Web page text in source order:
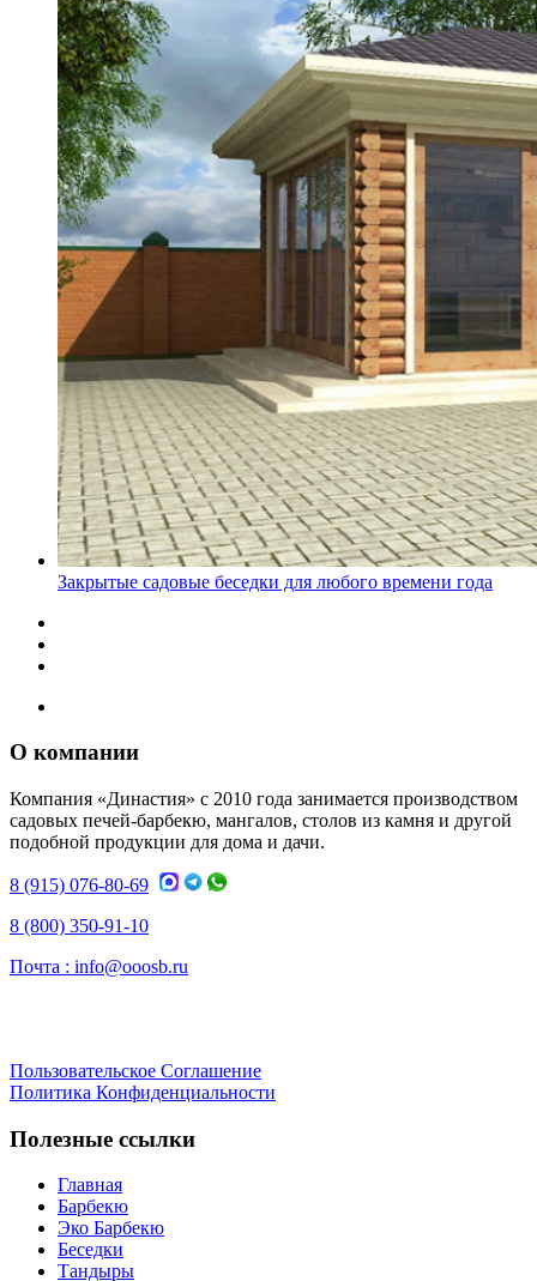
Закрытые садовые беседки для любого времени года
О компании
Компания «Династия» с 2010 года занимается производством
садовых печей-барбекю, мангалов, столов из камня и другой
подобной продукции для дома и дачи.
8 (915) 076-80-69
8 (800) 350-91-10
Почта : info@ooosb.ru
Пользовательское Соглашение
Политика Конфиденциальности
Полезные ссылки
Главная
Барбекю
Эко Барбекю
Беседки
Тандыры